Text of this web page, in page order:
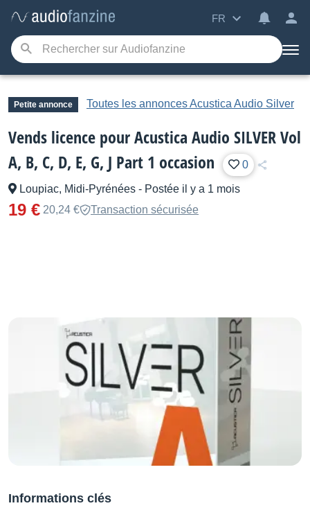
FR
Petite annonce Toutes les annonces Acustica Audio Silver
Vends licence pour Acustica Audio SILVER Vol
A, B, C, D, E, G, J Part 1 occasion
0
Loupiac, Midi-Pyrénées - Postée il y a 1 mois
19 € 20,24 € Transaction sécurisée
Informations clés